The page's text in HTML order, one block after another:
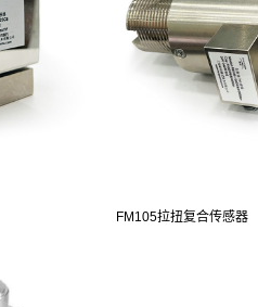
FM105拉扭复合传感器